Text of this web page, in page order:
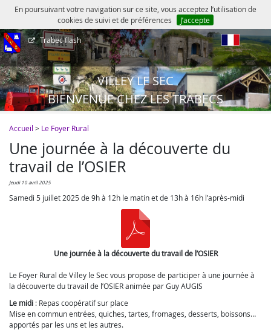
En poursuivant votre navigation sur ce site, vous acceptez l’utilisation de
cookies de suivi et de préférences
J’accepte
Trabec flash
VILLEY LE SEC
BIENVENUE CHEZ LES TRABECS
Accueil > Le Foyer Rural
Une journée à la découverte du
travail de l’OSIER
jeudi 10 avril 2025
Samedi 5 juillet 2025 de 9h à 12h le matin et de 13h à 16h l’après-midi
Une journée à la découverte du travail de l’OSIER
Le Foyer Rural de Villey le Sec vous propose de participer à une journée à
la découverte du travail de l’OSIER animée par Guy AUGIS
Le midi : Repas coopératif sur place
Mise en commun entrées, quiches, tartes, fromages, desserts, boissons…
apportés par les uns et les autres.